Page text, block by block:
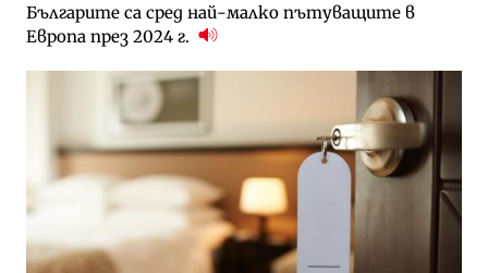
Българите са сред най-малко пътуващите в
Европа през 2024 г.